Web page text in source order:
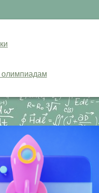
олимпиадам